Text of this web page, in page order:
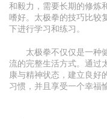
和毅力，需要长期的修炼
嗜好。太极拳的技巧比较
下进行学习和练习。
太极拳不仅仅是一种
流的完整生活方式。通过
康与精神状态，建立良好
习惯，并且享受一个幸福